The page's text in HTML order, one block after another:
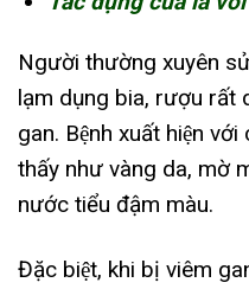
Người thường xuyên
lạm dụng bia, rượu rất
gan. Bệnh xuất hiện
thấy như vàng da, mờ
nước tiểu đậm màu.
Đặc biệt, khi bị viêm